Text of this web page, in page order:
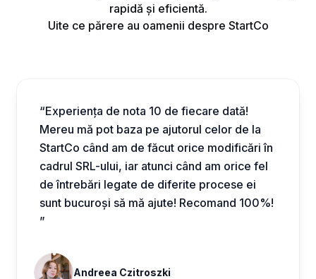
rapidă și eficientă.
Uite ce părere au oamenii despre StartCo
“Experiența de nota 10 de fiecare dată!
Mereu mă pot baza pe ajutorul celor de la
StartCo când am de făcut orice modificări în
cadrul SRL-ului, iar atunci când am orice fel
de întrebări legate de diferite procese ei
sunt bucuroși să mă ajute! Recomand 100%!
”
Andreea Czitroszki